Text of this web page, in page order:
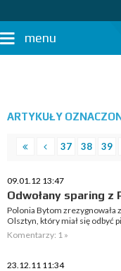
menu
ARTYKUŁY
37 38 39
09.01.12 13:47
Odwołany sparing z
Polonia Bytom zrezygnowała
Olsztyn, który miał się odbyć
Komentarzy: 1 »
23.12.11 11:34